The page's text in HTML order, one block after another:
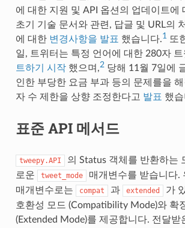
에 대한 지원 및 API 옵션의 업데이트에
초기 기술 문서와 관련, 답글 및 URL의
에 대한 변경사항을 발표 했습니다.1또
일, 트위터는 특정 언어에 대한 280자
트하기 시작했으며,2당해 11월 7일에
인한 부당한 요금 부과 등의 문제를을
자 수 제한을 상향 조정한다고 발표 했
표준 API 메서드
tweepy.API
의 Status 객체를 반환하는
로운
tweet_mode
매개변수를 받습니다.
매개변수로는
compat 과 extended
가
호환성 모드 (Compatibility Mode)와 확
(Extended Mode)를 제공합니다. 전달받